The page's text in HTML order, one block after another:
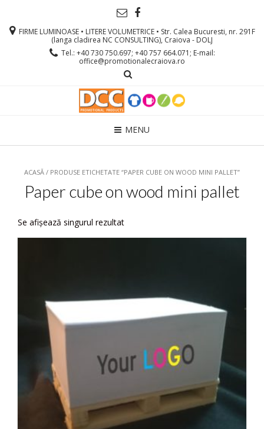
FIRME LUMINOASE • LITERE VOLUMETRICE • Str. Calea Bucuresti, nr. 291F
(langa cladirea NC CONSULTING), Craiova - DOLJ
Tel.: +40 730 750.697; +40 757 664.071; E-mail:
office@promotionalecraiova.ro
MENU
ACASĂ / PRODUSE ETICHETATE “PAPER CUBE ON WOOD MINI PALLET”
Paper cube on wood mini pallet
Se afișează singurul rezultat